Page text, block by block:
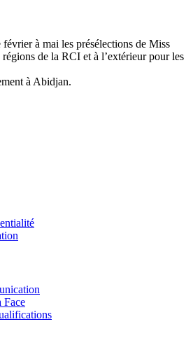
à mai les présélections de Miss
de la RCI et à l’extérieur pour les
à Abidjan.
Face